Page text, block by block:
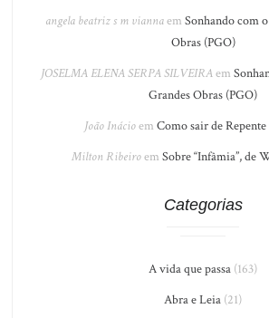
angela beatriz s m viannaem Sonhando com
Obras (PGO)
JOSELMA ELENA SERPA SILVEIRAem
Grandes Obras (PGO)
João Inácioem Como sair de
Milton Ribeiroem Sobre “Infâmia”, de
Categorias
A vida que passa (163)
Abra e Leia (21)